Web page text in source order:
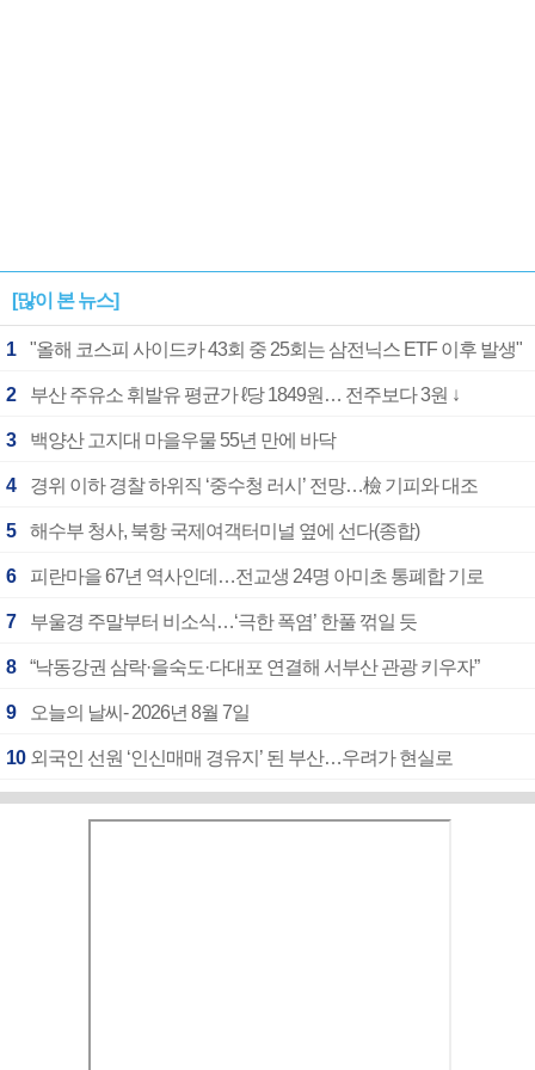
[많이 본 뉴스]
1 "올해 코스피 사이드카 43회 중 25회는 삼전닉스 ETF 이후 발생"
2 부산 주유소 휘발유 평균가 ℓ당 1849원… 전주보다 3원 ↓
3 백양산 고지대 마을우물 55년 만에 바닥
4 경위 이하 경찰 하위직 ‘중수청 러시’ 전망…檢 기피와 대조
5 해수부 청사, 북항 국제여객터미널 옆에 선다(종합)
6 피란마을 67년 역사인데…전교생 24명 아미초 통폐합 기로
7 부울경 주말부터 비소식…‘극한 폭염’ 한풀 꺾일 듯
8 “낙동강권 삼락·을숙도·다대포 연결해 서부산 관광 키우자”
9 오늘의 날씨- 2026년 8월 7일
10 외국인 선원 ‘인신매매 경유지’ 된 부산…우려가 현실로